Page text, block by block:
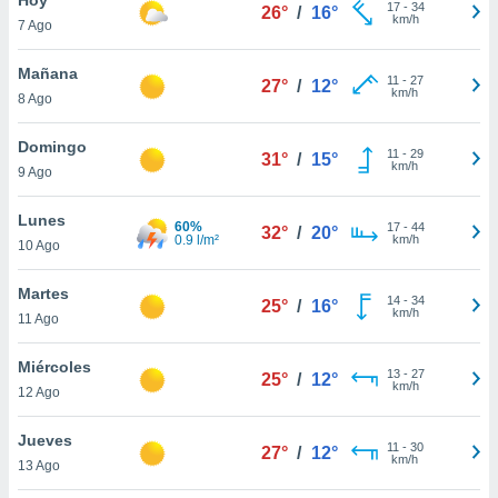
en
más
nuestra
de
cookies
aceptar
7 Ago
26° / 16° 17- 34
km/h
Mañana
8 Ago
27° / 12° 11 - 27
km/h
Domingo
9 Ago
31° / 15° 11 - 29
km/h
Lunes
10 Ago
60%
0.9 l/m²
32° / 20° 17- 44
km/h
Martes
11 Ago
25° / 16° 14- 34
km/h
Miércoles
12 Ago
25° / 12° 13- 27
km/h
Jueves
13 Ago
27° / 12° 11 - 30
km/h